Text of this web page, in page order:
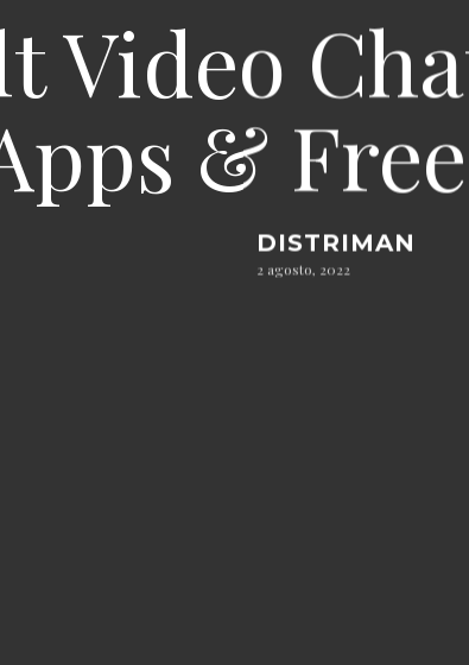
Video
&
DISTRIMAN
2 agosto, 2022